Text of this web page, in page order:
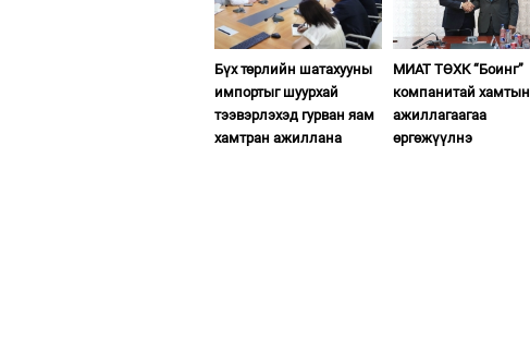
Бүх төрлийн шатахууны
импортыг шуурхай
тээвэрлэхэд гурван яам
хамтран ажиллана
МИАТ ТӨХК “Боинг”
компанитай хамтын
ажиллагаагаа
өргөжүүлнэ